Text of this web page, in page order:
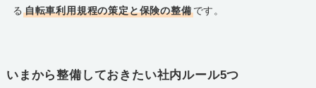
る 自転車利用規程の策定と保険の整備です。
いまから整備しておきたい社内ルール5つ